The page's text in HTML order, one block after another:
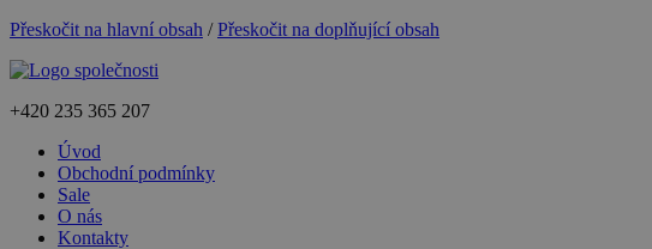
Přeskočit na hlavní obsah /Přeskočit na doplňující obsah
+420 235 365 207
Úvod
Obchodní podmínky
Sale
O nás
Kontakty